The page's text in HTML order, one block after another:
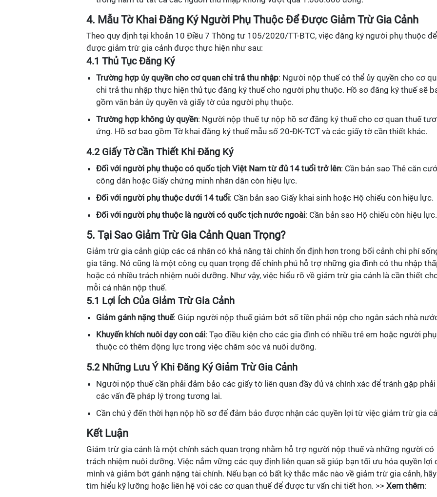
4. Mẫu Tờ Khai Đăng Ký Người Phụ Thuộc Để Được Giảm Trừ Gia Cảnh
Theo quy định tại khoản 10 Điều 7 Thông tư 105/2020/TT-BTC, việc đăng ký người phụ thuộc để
được giảm trừ gia cảnh được thực hiện như sau:
4.1 Thủ Tục Đăng Ký
Trường hợp ủy quyền cho cơ quan chi trả thu nhập: Người nộp thuế có thể ủy quyền cho cơ
chi trả thu nhập thực hiện thủ tục đăng ký thuế cho người phụ thuộc. Hồ sơ đăng ký thuế sẽ
gồm văn bản ủy quyền và giấy tờ của người phụ thuộc.
Trường hợp không ủy quyền: Người nộp thuế tự nộp hồ sơ đăng ký thuế cho cơ quan thuế
ứng. Hồ sơ bao gồm Tờ khai đăng ký thuế mẫu số 20-ĐK-TCT và các giấy tờ cần thiết khác.
4.2 Giấy Tờ Cần Thiết Khi Đăng Ký
Đối với người phụ thuộc có quốc tịch Việt Nam từ đủ 14 tuổi trở lên: Cần bản sao Thẻ căn
công dân hoặc Giấy chứng minh nhân dân còn hiệu lực.
Đối với người phụ thuộc dưới 14 tuổi: Cần bản sao Giấy khai sinh hoặc Hộ chiếu còn hiệu lực.
Đối với người phụ thuộc là người có quốc tịch nước ngoài: Cần bản sao Hộ chiếu còn hiệu lực.
5. Tại Sao Giảm Trừ Gia Cảnh Quan Trọng?
Giảm trừ gia cảnh giúp các cá nhân có khả năng tài chính ổn định hơn trong bối cảnh chi phí
gia tăng. Nó cũng là một công cụ quan trọng để chính phủ hỗ trợ những gia đình có thu nhập
hoặc có nhiều trách nhiệm nuôi dưỡng. Như vậy, việc hiểu rõ về giảm trừ gia cảnh là cần thiết
mỗi cá nhân nộp thuế.
5.1 Lợi Ích Của Giảm Trừ Gia Cảnh
Giảm gánh nặng thuế: Giúp người nộp thuế giảm bớt số tiền phải nộp cho ngân sách nhà
Khuyến khích nuôi dạy con cái: Tạo điều kiện cho các gia đình có nhiều trẻ em hoặc người phụ
thuộc có thêm động lực trong việc chăm sóc và nuôi dưỡng.
5.2 Những Lưu Ý Khi Đăng Ký Giảm Trừ Gia Cảnh
Người nộp thuế cần phải đảm bảo các giấy tờ liên quan đầy đủ và chính xác để tránh gặp phải
các vấn đề pháp lý trong tương lai.
Cần chú ý đến thời hạn nộp hồ sơ để đảm bảo được nhận các quyền lợi từ việc giảm trừ gia
Kết Luận
Giảm trừ gia cảnh là một chính sách quan trọng nhằm hỗ trợ người nộp thuế và những người có
trách nhiệm nuôi dưỡng. Việc nắm vững các quy định liên quan sẽ giúp bạn tối ưu hóa quyền lợi
mình và giảm bớt gánh nặng tài chính. Nếu bạn có bất kỳ thắc mắc nào về giảm trừ gia cảnh, hãy
tìm hiểu kỹ lưỡng hoặc liên hệ với các cơ quan thuế để được tư vấn chi tiết hơn. >> Xem thêm: